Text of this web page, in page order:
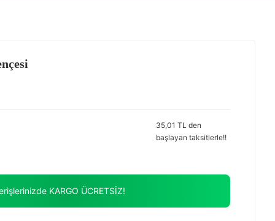
35,01 TL den
başlayan taksitlerle!!
KARGO ÜCRETSİZ!